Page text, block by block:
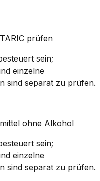
TARIC prüfen
sein;
einzelne
sind separat zu prüfen.
ohne Alkohol
sein;
einzelne
sind separat zu prüfen.